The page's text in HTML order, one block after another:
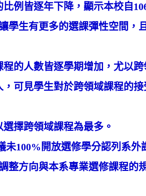
皆逐年下降，顯示本校自
學生有更多的選課彈性空間，
的人數皆逐學期增加，尤以跨
，可見學生對於跨領域課程的
擇跨領域課程為最多。
100%開放選修學分認列系外
整方向與本系專業選修課程的